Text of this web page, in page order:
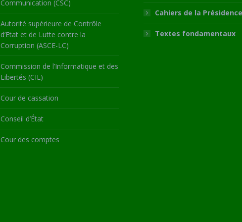
Communication (CSC)
Autorité supérieure de Contrôle
d’Etat et de Lutte contre la
Corruption (ASCE-LC)
Commission de l’Informatique et des
Libertés (CIL)
Cour de cassation
Conseil d’État
Cour des comptes
Cahiers de la Présidence
Textes fondamentaux